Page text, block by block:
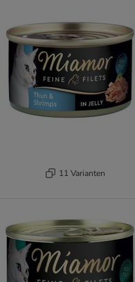
11 Varianten